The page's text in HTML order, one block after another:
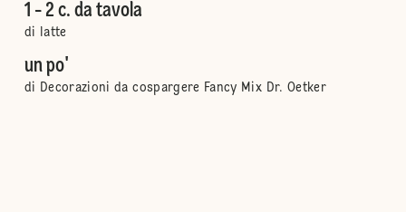
1 - 2 c. da tavola
di latte
un po'
di Decorazioni da cospargere Fancy Mix Dr. Oetker